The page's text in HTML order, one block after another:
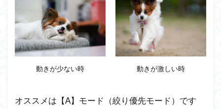
4.1
【1】：
動きの
少ない
愛犬を
撮るた
使い
動きが少ない時 動きが激しい時
オススメは【A】モード（絞り優先モード）です